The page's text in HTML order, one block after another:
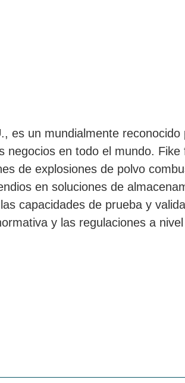
es un mundialmente reconocido
negocios en todo el mundo. Fike
de explosiones de polvo
en soluciones de
capacidades de prueba y
y las regulaciones a nivel